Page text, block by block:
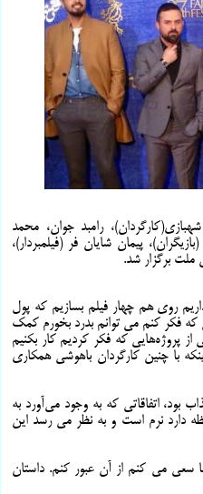
رامبد جوان، محمد
پیمان شایان فر (فیلمبردار)،
ملت برگزار شد.
روی هم چهار فیلم بسازیم که پول
فکر کنم می توانم بدرد بخورم کمک
از پروژه‌هایی که فکر کردیم کار بکنیم
با چنین کارگردان باهوشی همکاری
اتفاقاتی که به وجود می‌آورد به
دارد نرم است و به نظر می رسد این
سعی می کنم از آن عبور کنم. داستان